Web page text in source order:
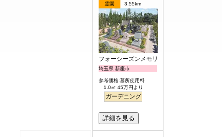
霊園 3.55km
フォーシーズンメモリアル新座
埼玉県 新座市
参考価格:墓所使用料
1.0㎡ 45万円より
ガーデニング
詳細を見る